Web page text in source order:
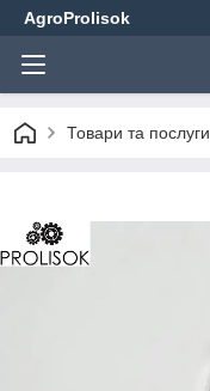
AgroProlisok
Товари та послуги